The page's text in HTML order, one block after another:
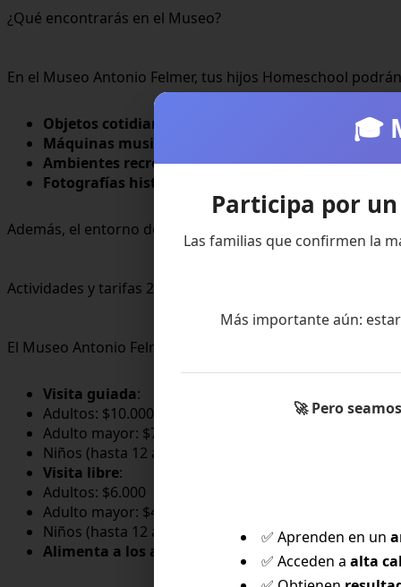
¿Qué encontrarás en el Museo?
En el Museo Antonio Felmer, tus hijos Homeschool
Objetos cotidianos de los colonos
: Desde
Máquinas musicales y artefactos de época
:
Ambientes recreados del hogar: Espacios que
Fotografías históricas
Además, el entorno del museo es un regalo para los
Actividades y tarifas 2024
El Museo Antonio Felmer ofrece diferentes alternativas
Visita guiada:
Adultos: $10.000
Adulto mayor: $7.000
Niños (hasta 12 años): $4.000
Visita libre:
Adultos: $6.000
Adulto mayor: $4.500
Niños (hasta 12 años): $3.000
Alimenta a los animales de la granja
: $3.000 por
🎓
Participa por
Las familias que confirmen la
Más importante aún:
🚀Pero
✅ Aprenden en un
✅ Acceden a alta